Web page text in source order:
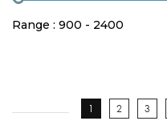
Range : 900 - 2400
1 2 3